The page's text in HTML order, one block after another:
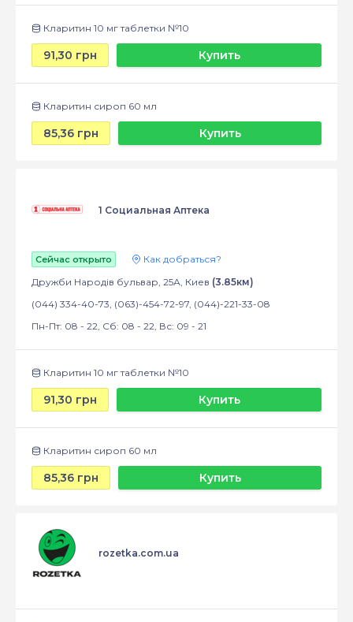
Кларитин 10 мг таблетки №10
91,30 грн Купить
Кларитин сироп 60 мл
85,36 грн Купить
1 Социальная Аптека
Сейчас открыто
Как добраться?
Дружби Народів бульвар, 25А, Киев (3.85км)
(044) 334-40-73, (063)-454-72-97, (044)-221-33-08
Пн-Пт: 08 - 22, Сб: 08 - 22, Вс: 09 - 21
Кларитин 10 мг таблетки №10
91,30 грн Купить
Кларитин сироп 60 мл
85,36 грн Купить
rozetka.com.ua